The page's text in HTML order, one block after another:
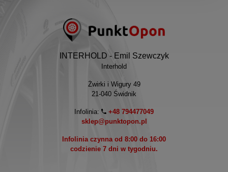
INTERHOLD - Emil Szewczyk
Interhold
Żwirki i Wigury 49
21-040 Świdnik
Infolinia:
+48 794477049
sklep@punktopon.pl
Infolinia czynna od 8:00 do 16:00
codzienie 7 dni w tygodniu.